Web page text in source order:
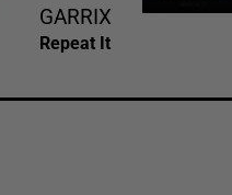
GARRIX
Repeat It